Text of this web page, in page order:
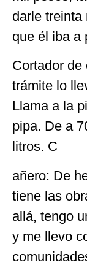
darle
que él iba
Cortador de
trámite lo
Llama a la
pipa. De a
litros. C
añero: De
tiene las
allá, tengo
y me llevo